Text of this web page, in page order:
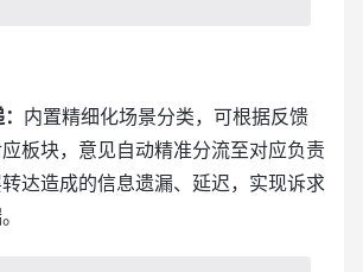
内置精细化场景分类，可根据反馈
板块，意见自动精准分流至对应负责
达造成的信息遗漏、延迟，实现诉求